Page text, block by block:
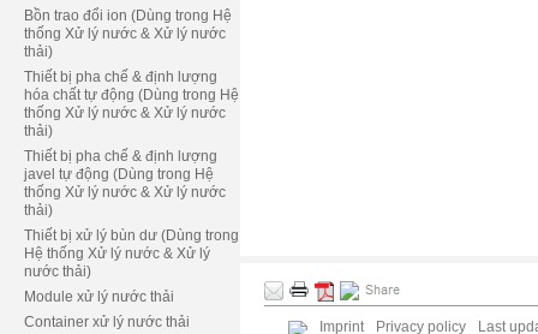
Bồn trao đổi ion (Dùng trong Hệ
thống Xử lý nước & Xử lý nước
thải)
Thiết bị pha chế & định lượng
hóa chất tự động (Dùng trong Hệ
thống Xử lý nước & Xử lý nước
thải)
Thiết bị pha chế & định lượng
javel tự động (Dùng trong Hệ
thống Xử lý nước & Xử lý nước
thải)
Thiết bị xử lý bùn dư (Dùng trong
Hệ thống Xử lý nước & Xử lý
nước thải)
Module xử lý nước thải
Container xử lý nước thải
Imprint Privacy policy Last